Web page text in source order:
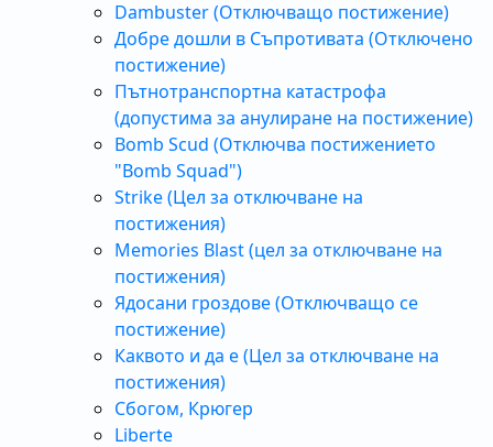
Dambuster (Отключващо постижение)
Добре дошли в Съпротивата (Отключено
постижение)
Пътнотранспортна катастрофа
(допустима за анулиране на постижение)
Bomb Scud (Отключва постижението
"Bomb Squad")
Strike (Цел за отключване на
постижения)
Memories Blast (цел за отключване на
постижения)
Ядосани гроздове (Отключващо се
постижение)
Каквото и да е (Цел за отключване на
постижения)
Сбогом, Крюгер
Liberte